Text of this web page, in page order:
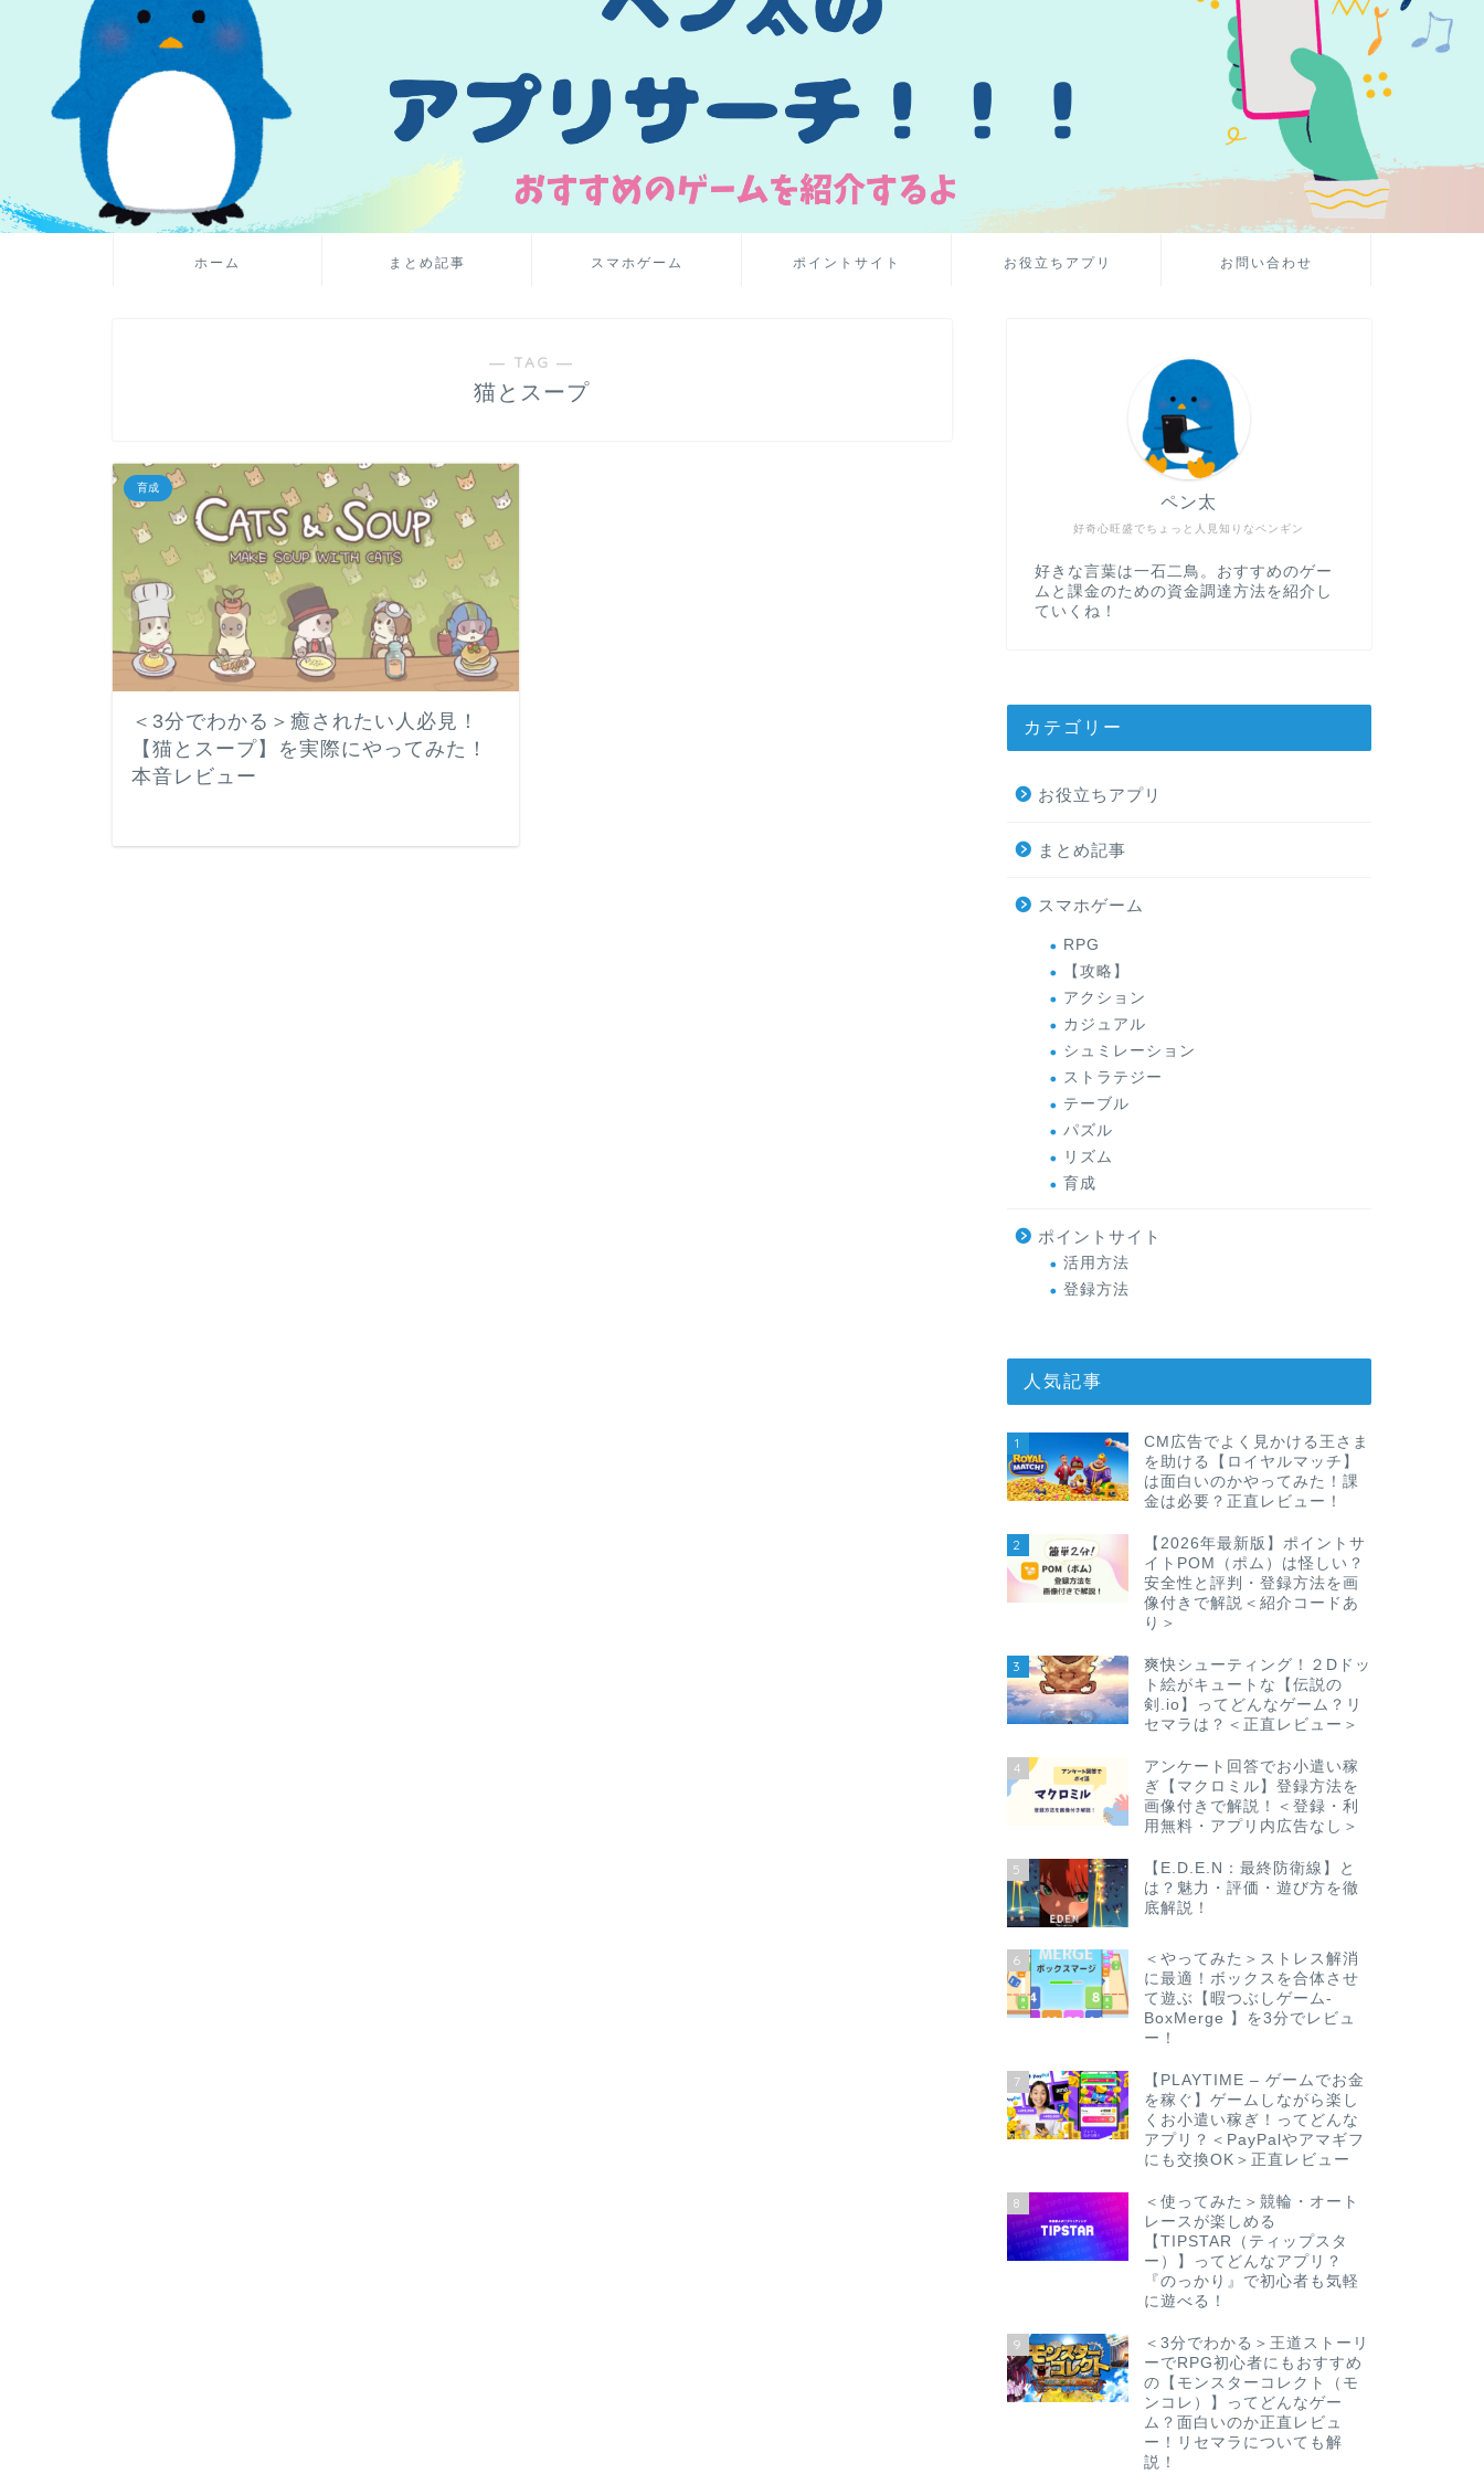
ホーム まとめ記事 スマホゲーム ポイントサイト お役立ちアプリ お問い合わせ
― TAG ―
猫とスープ
育成
＜3分でわかる＞癒されたい人必見！
【猫とスープ】を実際にやってみた！
本音レビュー
好奇心旺盛でちょっと人見知りなペンギン
ペン太
好きな言葉は一石二鳥。おすすめのゲー
ムと課金のための資金調達方法を紹介し
ていくね！
カテゴリー
お役立ちアプリ
まとめ記事
スマホゲーム
RPG
【攻略】
アクション
カジュアル
シュミレーション
ストラテジー
テーブル
パズル
リズム
育成
ポイントサイト
活用方法
登録方法
人気記事
1
CM広告でよく見かける王さま
を助ける【ロイヤルマッチ】
は面白いのかやってみた！課
金は必要？正直レビュー！
2
【2026年最新版】ポイントサ
イトPOM（ポム）は怪しい？
安全性と評判・登録方法を画
像付きで解説＜紹介コードあ
り＞
3
爽快シューティング！２Dドッ
ト絵がキュートな【伝説の
剣.io】ってどんなゲーム？リ
セマラは？＜正直レビュー＞
4
アンケート回答でお小遣い稼
ぎ【マクロミル】登録方法を
画像付きで解説！＜登録・利
用無料・アプリ内広告なし＞
5
【E.D.E.N：最終防衛線】と
は？魅力・評価・遊び方を徹
底解説！
6
＜やってみた＞ストレス解消
に最適！ボックスを合体させ
て遊ぶ【暇つぶしゲーム-
BoxMerge 】を3分でレビュ
ー！
7
【PLAYTIME – ゲームでお金
を稼ぐ】ゲームしながら楽し
くお小遣い稼ぎ！ってどんな
アプリ？＜PayPalやアマギフ
にも交換OK＞正直レビュー
8
＜使ってみた＞競輪・オート
レースが楽しめる
【TIPSTAR（ティップスタ
ー）】ってどんなアプリ？
『のっかり』で初心者も気軽
に遊べる！
9
＜3分でわかる＞王道ストーリ
ーでRPG初心者にもおすすめ
の【モンスターコレクト（モ
ンコレ）】ってどんなゲー
ム？面白いのか正直レビュ
ー！リセマラについても解
説！